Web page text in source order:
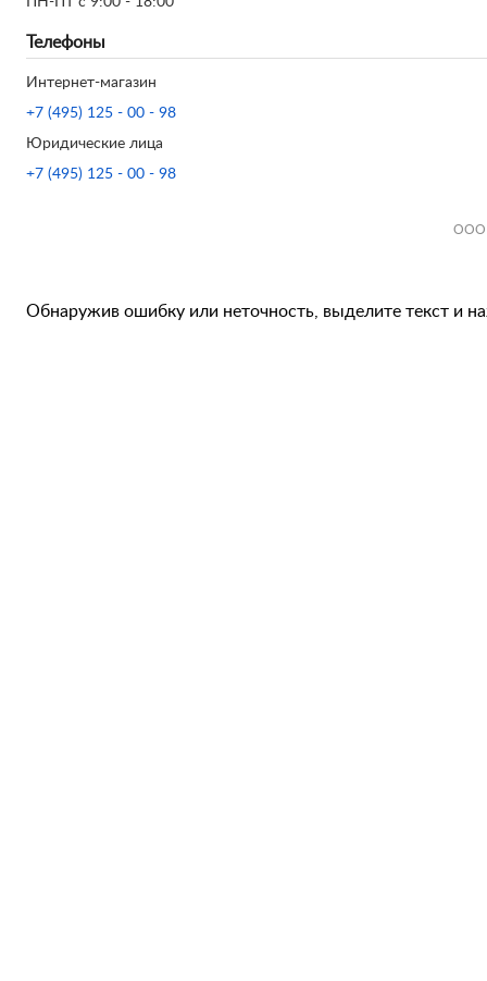
Телефоны
Интернет-магазин
+7 (495) 125 - 00 - 98
Юридические лица
+7 (495) 125 - 00 - 98
ООО
Обнаружив ошибку или неточность, выделите текст и